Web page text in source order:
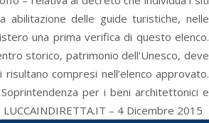
delle guide turistiche, nelle
una prima verifica di questo elenco.
storico, patrimonio dell’Unesco, deve
compresi nell’elenco approvato.
per i beni architettonici e
– 4 Dicembre 2015